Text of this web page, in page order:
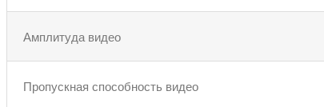
Амплитуда видео
Пропускная способность видео